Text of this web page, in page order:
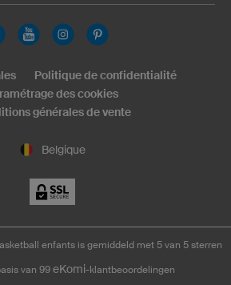
Belgique
Politique de confidentialité
des cookies
générales de vente
enfants is gemiddeld met 5 van 5 sterren
van 99 eKomi-klantbeoordelingen